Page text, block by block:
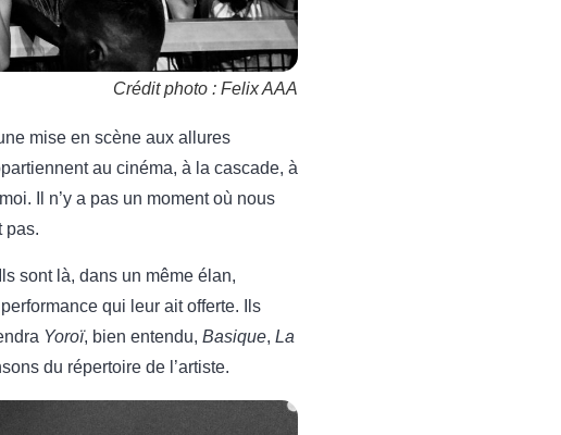
Crédit photo : Felix AAA
mise en scène aux allures
au cinéma, à la cascade, à
Il n’y a pas un moment où nous
pas.
sont là, dans un même élan,
qui leur ait offerte. Ils
Yoroï, bien entendu, Basique, La
du répertoire de l’artiste.